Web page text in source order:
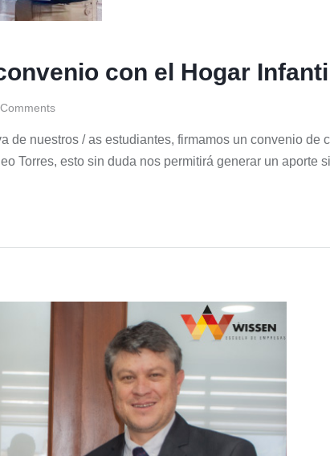
con el Hogar
Comments
de nuestros / as estudiantes, firmamos un convenio
Torres, esto sin duda nos permitirá generar un aporte